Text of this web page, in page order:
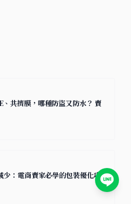
共擠膜，哪種防盜又防水？ 賣
少：電商賣家必學的包裝優化攻